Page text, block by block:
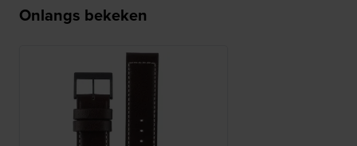
Onlangs bekeken